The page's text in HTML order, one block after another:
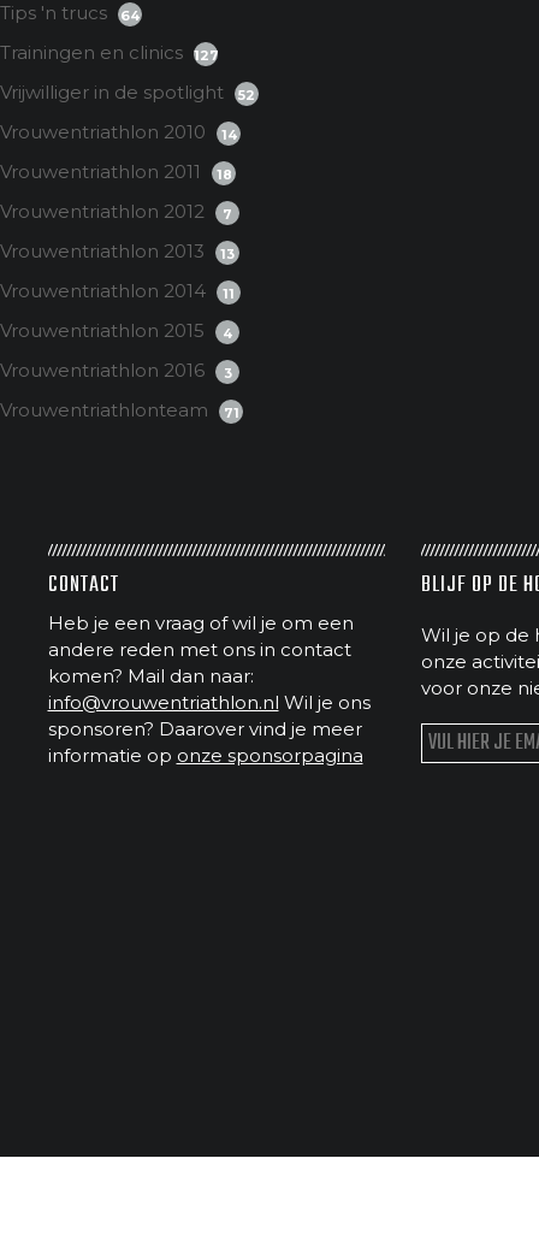
Tips 'n trucs 64
Trainingen en clinics 127
Vrijwilliger in de spotlight 52
Vrouwentriathlon 2010 14
Vrouwentriathlon 2011 18
Vrouwentriathlon 2012 7
Vrouwentriathlon 2013 13
Vrouwentriathlon 2014 11
Vrouwentriathlon 2015 4
Vrouwentriathlon 2016 3
Vrouwentriathlonteam 71
CONTACT
Heb je een vraag of wil je om een
andere reden met ons in contact
komen? Mail dan naar:
info@vrouwentriathlon.nl Wil je ons
sponsoren? Daarover vind je meer
informatie op onze sponsorpagina
BLIJF OP DE
Wil je op de
onze
voor onze